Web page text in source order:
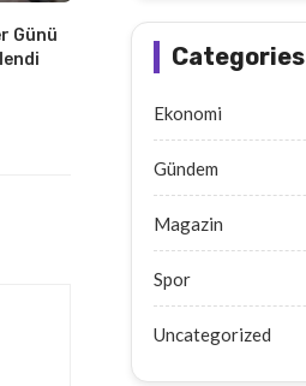
Günü
Categories
Ekonomi
Gündem
Magazin
Spor
Uncategorized